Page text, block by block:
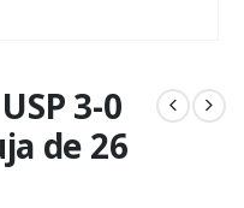
3-0
de 26